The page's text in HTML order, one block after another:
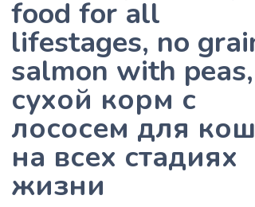
food for all
lifestages, no
salmon with peas,
сухой корм с
лососем для
на всех стадиях
жизни